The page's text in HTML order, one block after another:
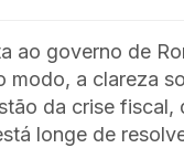
ao governo de
a clareza
da crise fiscal,
longe de